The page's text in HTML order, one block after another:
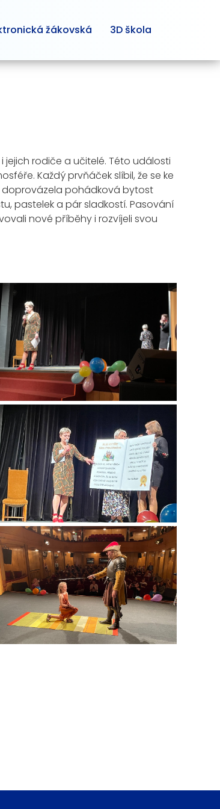
žákovská 3D škola
jejich rodiče a učitelé. Této události
Každý prvňáček slíbil, že se ke
doprovázela pohádková bytost
pastelek a pár sladkostí. Pasování
nové příběhy i rozvíjeli svou